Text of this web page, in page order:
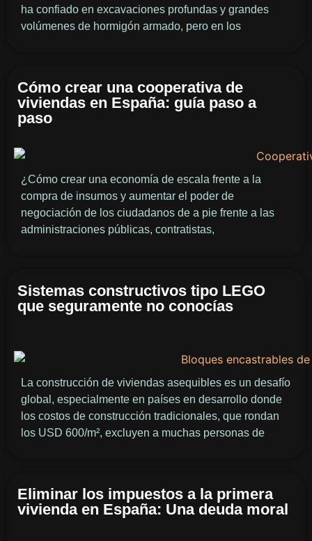
ha confiado en excavaciones profundas y grandes
volúmenes de hormigón armado, pero en los
Cómo crear una cooperativa de
viviendas en España: guía paso a
paso
¿Cómo crear una economía de escala frente a la
compra de insumos y aumentar el poder de
negociación de los ciudadanos de a pie frente a las
administraciones públicas, contratistas,
Sistemas constructivos tipo LEGO
que seguramente no conocías
La construcción de viviendas asequibles es un desafío
global, especialmente en países en desarrollo donde
los costos de construcción tradicionales, que rondan
los USD 600/m², excluyen a muchas personas de
Eliminar los impuestos a la primera
vivienda en España: Una deuda moral